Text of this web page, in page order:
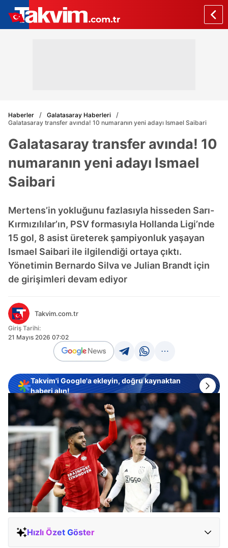
Haberler
Galatasaray Haberleri
Galatasaray transfer avında! 10 numaranın yeni adayı Ismael Saibari
Galatasaray transfer avında! 10
numaranın yeni adayı Ismael
Saibari
Mertens’in yokluğunu fazlasıyla hisseden Sarı-
Kırmızılılar’ın, PSV formasıyla Hollanda Ligi’nde
15 gol, 8 asist üreterek şampiyonluk yaşayan
Ismael Saibari ile ilgilendiği ortaya çıktı.
Yönetimin Bernardo Silva ve Julian Brandt için
de girişimleri devam ediyor
Takvim.com.tr
Giriş Tarihi:
21 Mayıs 2026 07:02
Takvim'i Google'a ekleyin, doğru kaynaktan
haberi alın!
Hızlı Özet Göster